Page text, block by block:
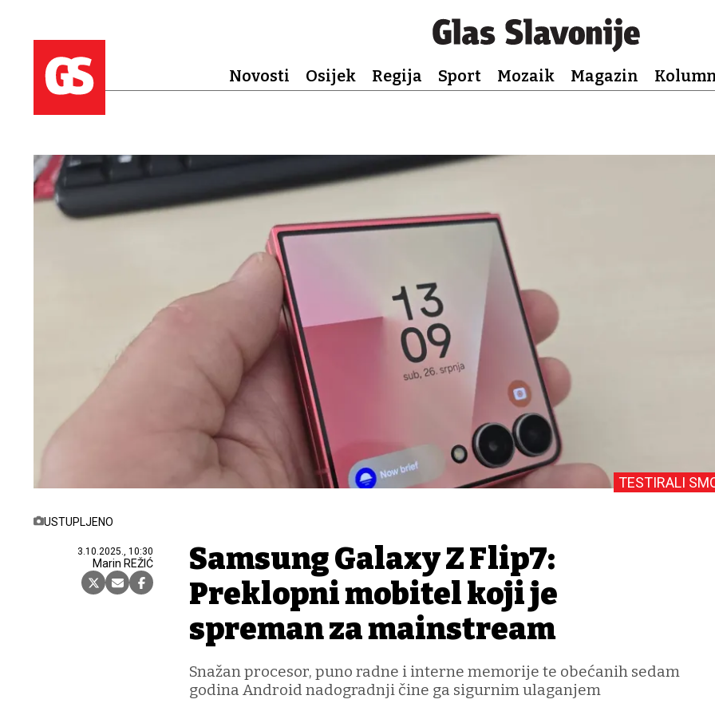
Novosti Osijek Regija Sport Mozaik Magazin
USTUPLJENO
3.10.2025., 10:30
Marin REŽIĆ
TESTIRALI
Samsung Galaxy Z Flip7:
Preklopni mobitel koji je
spreman za mainstream
Snažan procesor, puno radne i interne memorije te obećanih sedam
godina Android nadogradnji čine ga sigurnim ulaganjem